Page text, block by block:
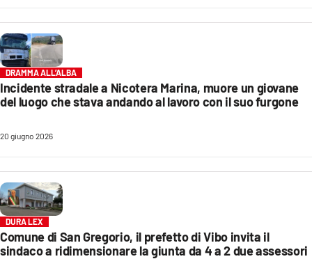
DRAMMA ALL’ALBA
Incidente stradale a Nicotera Marina, muore un giovane
del luogo che stava andando al lavoro con il suo furgone
20 giugno 2026
DURA LEX
Comune di San Gregorio, il prefetto di Vibo invita il
sindaco a ridimensionare la giunta da 4 a 2 due assessori